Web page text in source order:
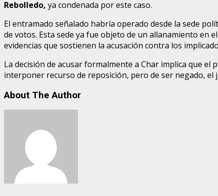
Rebolledo, ya condenada por este caso.
El entramado señalado habría operado desde la sede
de votos. Esta sede ya fue objeto de un allanamiento en
evidencias que sostienen la acusación contra los
La decisión de acusar formalmente a Char implica que el
interponer recurso de reposición, pero de ser negado, el
About The Author